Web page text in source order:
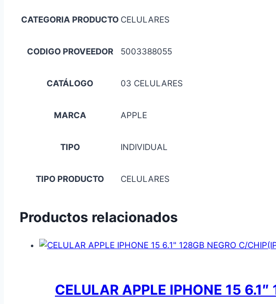
CATEGORIA PRODUCTO CELULARES
CODIGO PROVEEDOR 5003388055
CATÁLOGO 03 CELULARES
MARCA APPLE
TIPO INDIVIDUAL
TIPO PRODUCTO CELULARES
Productos relacionados
CELULAR APPLE IPHONE 15